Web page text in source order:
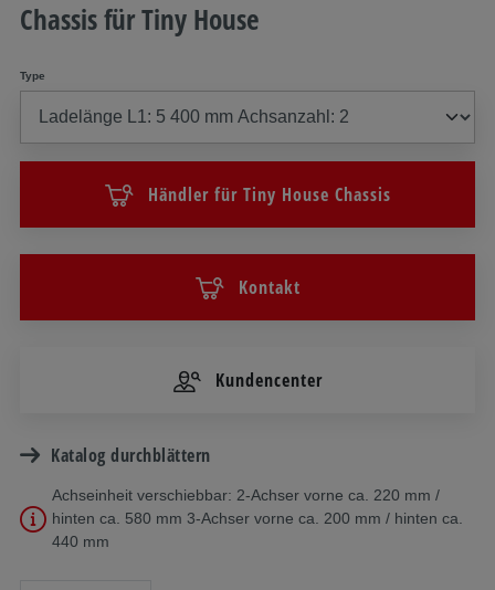
Chassis für Tiny House
Type
Händler für Tiny House Chassis
Kontakt
Kundencenter
Katalog durchblättern
Achseinheit verschiebbar: 2-Achser vorne ca. 220 mm /
hinten ca. 580 mm 3-Achser vorne ca. 200 mm / hinten ca.
440 mm